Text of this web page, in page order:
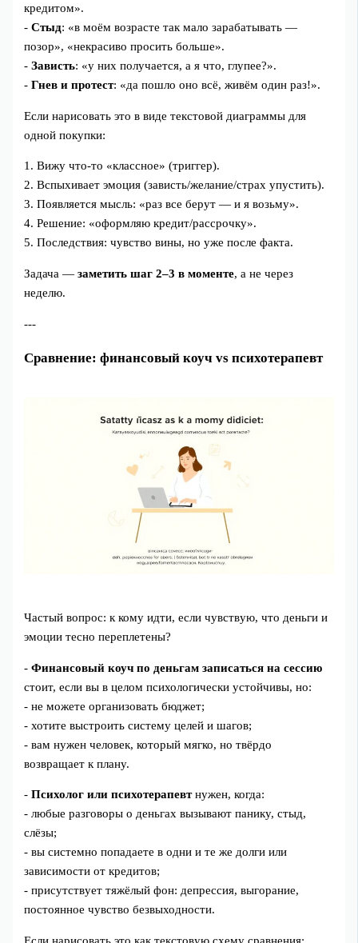
кредитом».
-Стыд: «в моём возрасте так мало зарабатывать —
позор», «некрасиво просить больше».
-Зависть: «у них получается, а я что, глупее?».
-Гнев и протест: «да пошло оно всё, живём один раз!».
Если нарисовать это в виде текстовой диаграммы для
одной покупки:
1. Вижу что-то «классное» (триггер).
2. Вспыхивает эмоция (зависть/желание/страх упустить).
3. Появляется мысль: «раз все берут — и я возьму».
4. Решение: «оформляю кредит/рассрочку».
5. Последствия: чувство вины, но уже после факта.
Задача —заметить шаг 2–3 в моменте, а не через
неделю.
---
Сравнение: финансовый коуч vs психотерапевт
Частый вопрос: к кому идти, если чувствую, что деньги и
эмоции тесно переплетены?
-Финансовый коуч по деньгам записаться на сессию
стоит, если вы в целом психологически устойчивы, но:
- не можете организовать бюджет;
- хотите выстроить систему целей и шагов;
- вам нужен человек, который мягко, но твёрдо
возвращает к плану.
-Психолог или психотерапевтнужен, когда:
- любые разговоры о деньгах вызывают панику, стыд,
слёзы;
- вы системно попадаете в одни и те же долги или
зависимости от кредитов;
- присутствует тяжёлый фон: депрессия, выгорание,
постоянное чувство безвыходности.
Если нарисовать это как текстовую схему сравнения: